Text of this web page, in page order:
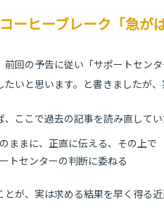
コーヒーブレーク「急が
前回の予告に従い「サポートセン
たいと思います。と書きましたが
、ここで過去の記事を読み直して
ままに、正直に伝える、その上で
トセンターの判断に委ねる
とが、実は求める結果を早く得る近